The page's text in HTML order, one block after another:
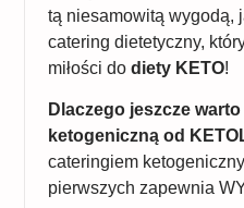
tą niesamowitą wygodą,
catering dietetyczny,
miłości do diety KETO!
Dlaczego jeszcze
ketogeniczną od
cateringiem
pierwszych zapewnia